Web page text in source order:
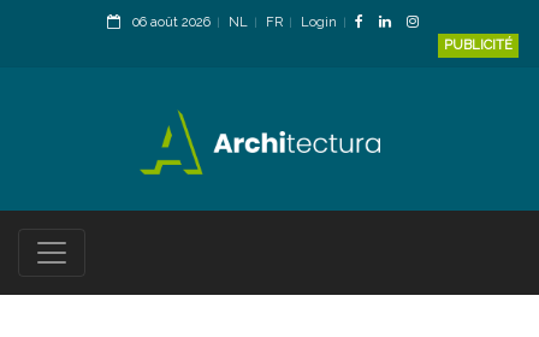
06 août 2026 NL FR
Login
PUBLICITÉ